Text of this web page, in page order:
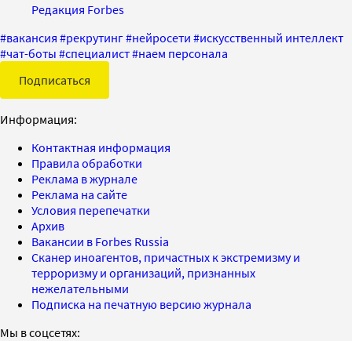
Редакция Forbes
#вакансия #рекрутинг#нейросети #искусственный интеллект
#чат-боты #специалист#наем персонала
Подписаться
Информация:
Контактная информация
Правила обработки
Реклама в журнале
Реклама на сайте
Условия перепечатки
Архив
Вакансии в Forbes Russia
Сканер иноагентов, причастных к экстремизму и
терроризму и организаций, признанных
нежелательными
Подписка на печатную версию журнала
Мы в соцсетях: